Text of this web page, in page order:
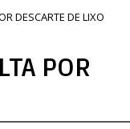
DESCARTE DE LIXO
POR